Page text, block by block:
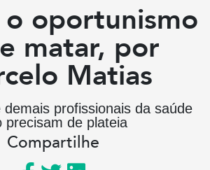
o oportunismo
matar, por
Matias
profissionais da saúde
precisam de plateia
Compartilhe